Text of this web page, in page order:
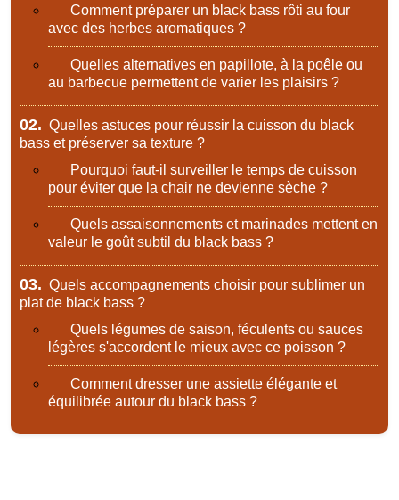
Comment préparer un black bass rôti au four
avec des herbes aromatiques ?
Quelles alternatives en papillote, à la poêle ou
au barbecue permettent de varier les plaisirs ?
02. Quelles astuces pour réussir la cuisson du black
bass et préserver sa texture ?
Pourquoi faut-il surveiller le temps de cuisson
pour éviter que la chair ne devienne sèche ?
Quels assaisonnements et marinades mettent en
valeur le goût subtil du black bass ?
03. Quels accompagnements choisir pour sublimer un
plat de black bass ?
Quels légumes de saison, féculents ou sauces
légères s'accordent le mieux avec ce poisson ?
Comment dresser une assiette élégante et
équilibrée autour du black bass ?